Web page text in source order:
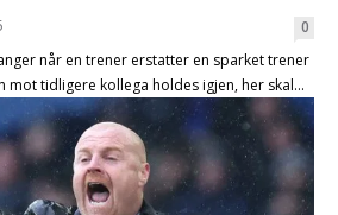
0
når en trener erstatter en sparket trener
mot tidligere kollega holdes igjen, her skal...